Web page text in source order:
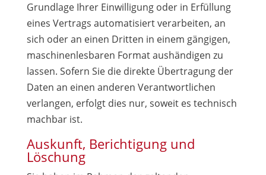
Grundlage Ihrer Einwilligung oder in Erfüllung
eines Vertrags automatisiert verarbeiten, an
sich oder an einen Dritten in einem gängigen,
maschinenlesbaren Format aushändigen zu
lassen. Sofern Sie die direkte Übertragung der
Daten an einen anderen Verantwortlichen
verlangen, erfolgt dies nur, soweit es technisch
machbar ist.
Auskunft, Berichtigung und
Löschung